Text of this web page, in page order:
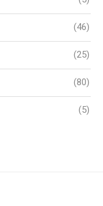
(46)
(25)
(80)
(5)